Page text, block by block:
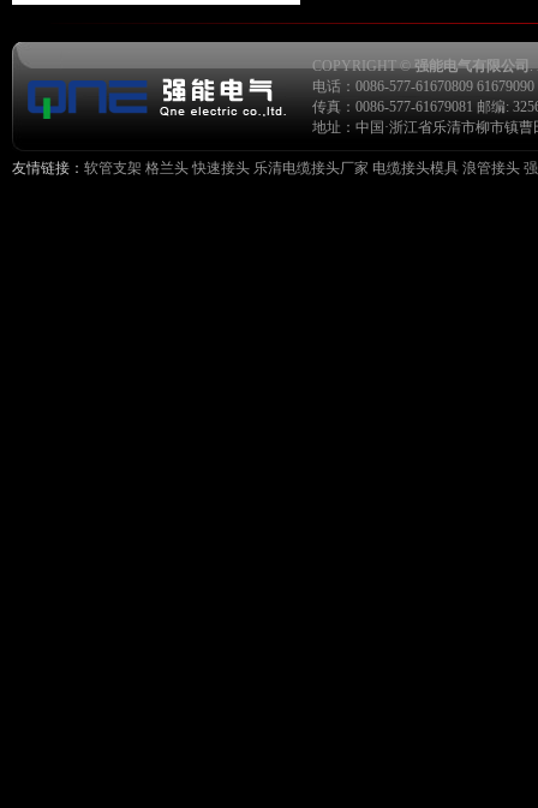
COPYRIGHT ©强能电气有限公司.
电话：0086-577-61670809
传真：0086-577-61679081 邮编:
地址：中国·浙江省乐清市柳市镇
友情链接： 软管支架 格兰头 快速接头 乐清电缆接头厂家 电缆接头模具 浪管接头